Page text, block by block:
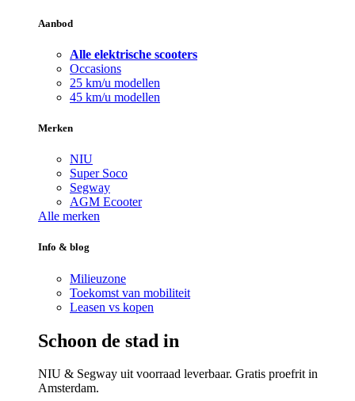
Aanbod
Alle elektrische scooters
Occasions
25 km/u modellen
45 km/u modellen
Merken
NIU
Super Soco
Segway
AGM Ecooter
Alle merken
Info & blog
Milieuzone
Toekomst van mobiliteit
Leasen vs kopen
Schoon de stad in
NIU & Segway uit voorraad leverbaar. Gratis proefrit in
Amsterdam.